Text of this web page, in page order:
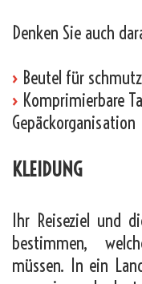
Denken Sie auch
› Beutel für
› Komprimierbare
Gepäckorganisation
KLEIDUNG
Ihr Reiseziel und
bestimmen,
müssen. In ein